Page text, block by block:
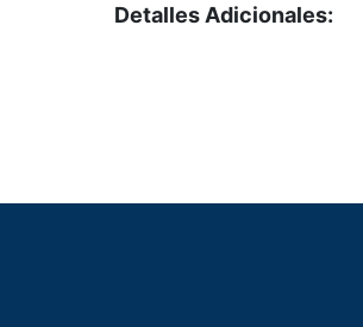
Detalles Adicionales: